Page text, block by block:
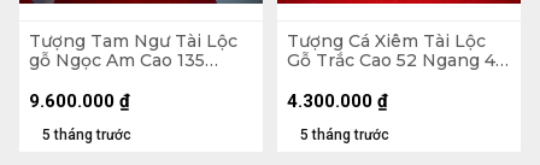
Tượng Tam Ngư Tài Lộc
gỗ Ngọc Am Cao 135
5 tháng trước
9.600.000 ₫
Tượng Cá Xiêm Tài Lộc
Gỗ Trắc Cao 52 Ngang 48
5 tháng trước
4.300.000 ₫